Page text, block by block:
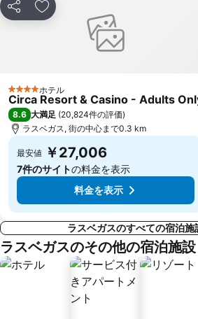
CARTES AMERICA
Eiffel
シェア お気に入りに追加
4 ホテルのランク
ホテル
Circa Resort & Casino - Adults
8.6 大満足 (20,824件の評価)
ラスベガス, 街の中心まで0.3 km
最安値 ￥27,006
7件のサイトの料金を表示
料金を表示
ラスベガスのすべての宿泊施
ラスベガスのその他の宿泊施設